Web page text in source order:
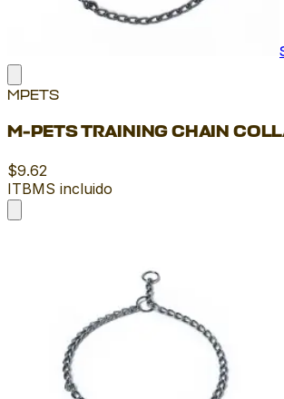
MPETS
M-PETS TRAINING CHAIN
$9.62
ITBMS incluido